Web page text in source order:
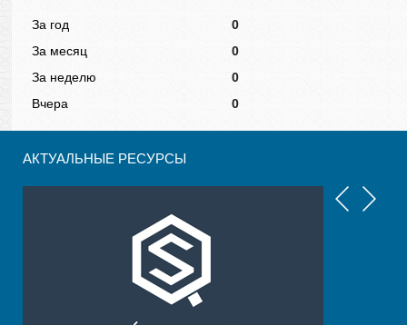
За год
0
За месяц
0
За неделю
0
Вчера
0
АКТУАЛЬНЫЕ РЕСУРСЫ